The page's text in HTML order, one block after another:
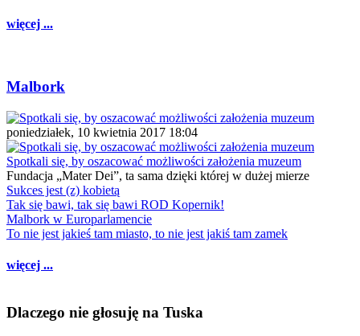
więcej ...
Malbork
poniedziałek, 10 kwietnia 2017 18:04
Spotkali się, by oszacować możliwości założenia muzeum
Fundacja „Mater Dei”, ta sama dzięki której w dużej mierze
Sukces jest (z) kobietą
Tak się bawi, tak się bawi ROD Kopernik!
Malbork w Europarlamencie
To nie jest jakieś tam miasto, to nie jest jakiś tam zamek
więcej ...
Dlaczego nie głosuję na Tuska